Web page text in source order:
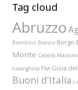
Tag cloud
Abruzzo
Bombino Bianco Borgo
Monte Cataldi
Falanghina Fivi Gioia
Buoni d'Italia